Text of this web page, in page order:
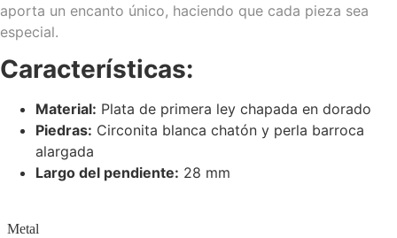
aporta un encanto único, haciendo que cada pieza sea
especial.
Características:
Material: Plata de primera ley chapada en dorado
Piedras: Circonita blanca chatón y perla barroca
alargada
Largo del pendiente: 28 mm
Metal